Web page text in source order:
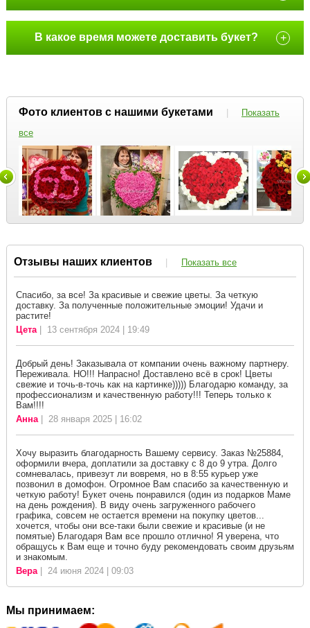
В какое время можете доставить букет? +
Фото клиентов с нашими букетами |
Показать
все
Отзывы наших клиентов | Показать все
Спасибо, за все! За красивые и свежие цветы. За четкую
доставку. За полученные положительные эмоции! Удачи и
растите!
Цета| 13 сентября 2024 | 19:49
Добрый день! Заказывала от компании очень важному партнеру.
Переживала. НО!!! Напрасно! Доставлено всё в срок! Цветы
свежие и точь-в-точь как на картинке))))) Благодарю команду, за
профессионализм и качественную работу!!! Теперь только к
Вам!!!!
Анна| 28 января 2025 | 16:02
Хочу выразить благодарность Вашему сервису. Заказ №25884,
оформили вчера, доплатили за доставку с 8 до 9 утра. Долго
сомневалась, привезут ли вовремя, но в 8:55 курьер уже
позвонил в домофон. Огромное Вам спасибо за качественную и
четкую работу! Букет очень понравился (один из подарков Маме
на день рождения). В виду очень загруженного рабочего
графика, совсем не остается времени на покупку цветов...
хочется, чтобы они все-таки были свежие и красивые (и не
помятые) Благодаря Вам все прошло отлично! Я уверена, что
обращусь к Вам еще и точно буду рекомендовать своим друзьям
и знакомым.
Вера| 24 июня 2024 | 09:03
Мы принимаем: